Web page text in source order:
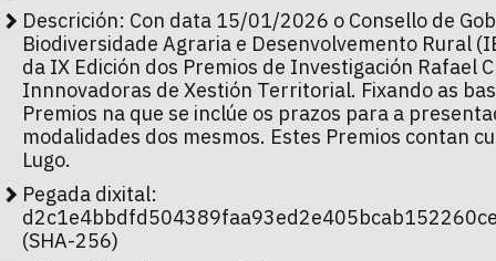
Descrición: Con data 15/01/2026 o Consello de
Biodiversidade Agraria e Desenvolvemento Rural
da IX Edición dos Premios de Investigación Rafael
Innnovadoras de Xestión Territorial. Fixando as
Premios na que se inclúe os prazos para a
modalidades dos mesmos. Estes Premios contan
Lugo.
Pegada dixital:
(SHA-256)